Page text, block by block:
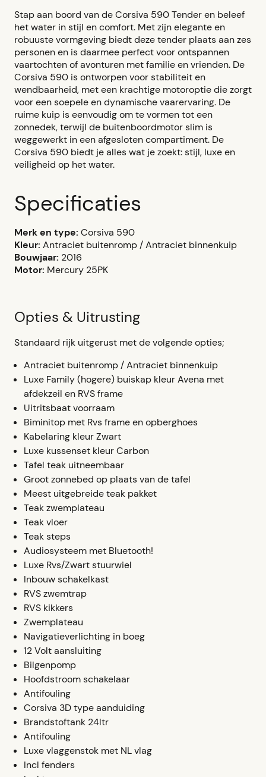
Stap aan boord van de Corsiva 590 Tender en beleef
het water in stijl en comfort. Met zijn elegante en
robuuste vormgeving biedt deze tender plaats aan zes
personen en is daarmee perfect voor ontspannen
vaartochten of avonturen met familie en vrienden. De
Corsiva 590 is ontworpen voor stabiliteit en
wendbaarheid, met een krachtige motoroptie die zorgt
voor een soepele en dynamische vaarervaring. De
ruime kuip is eenvoudig om te vormen tot een
zonnedek, terwijl de buitenboordmotor slim is
weggewerkt in een afgesloten compartiment. De
Corsiva 590 biedt je alles wat je zoekt: stijl, luxe en
veiligheid op het water.
Specificaties
Merk en type: Corsiva 590
Kleur: Antraciet buitenromp / Antraciet binnenkuip
Bouwjaar: 2016
Motor: Mercury 25PK
Opties & Uitrusting
Standaard rijk uitgerust met de volgende opties;
Antraciet buitenromp / Antraciet binnenkuip
Luxe Family (hogere) buiskap kleur Avena met
afdekzeil en RVS frame
Uitritsbaat voorraam
Biminitop met Rvs frame en opberghoes
Kabelaring kleur Zwart
Luxe kussenset kleur Carbon
Tafel teak uitneembaar
Groot zonnebed op plaats van de tafel
Meest uitgebreide teak pakket
Teak zwemplateau
Teak vloer
Teak steps
Audiosysteem met Bluetooth!
Luxe Rvs/Zwart stuurwiel
Inbouw schakelkast
RVS zwemtrap
RVS kikkers
Zwemplateau
Navigatieverlichting in boeg
12 Volt aansluiting
Bilgenpomp
Hoofdstroom schakelaar
Antifouling
Corsiva 3D type aanduiding
Brandstoftank 24ltr
Antifouling
Luxe vlaggenstok met NL vlag
Incl fenders